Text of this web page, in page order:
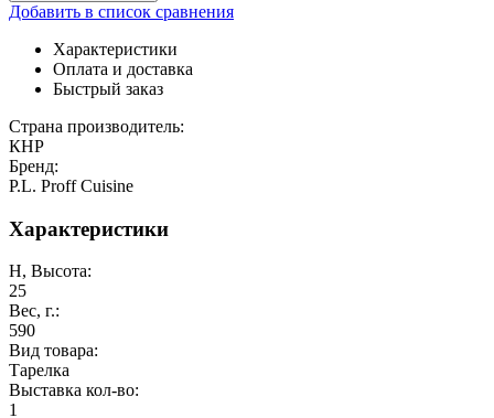
Добавить в список сравнения
Характеристики
Оплата и доставка
Быстрый заказ
Страна производитель:
КНР
Бренд:
P.L. Proff Cuisine
Характеристики
H, Высота:
25
Вес, г.:
590
Вид товара:
Тарелка
Выставка кол-во:
1